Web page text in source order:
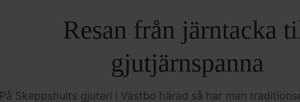
Resan från järntacka
gjutjärnspanna
På Skeppshults gjuteri i Västbo härad så har man